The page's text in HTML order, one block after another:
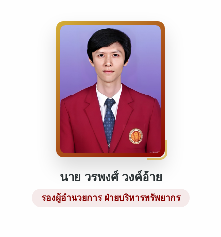
นาย วรพงศ์ วงค์อ้าย
รองผู้อำนวยการ ฝ่ายบริหารทรัพยากร